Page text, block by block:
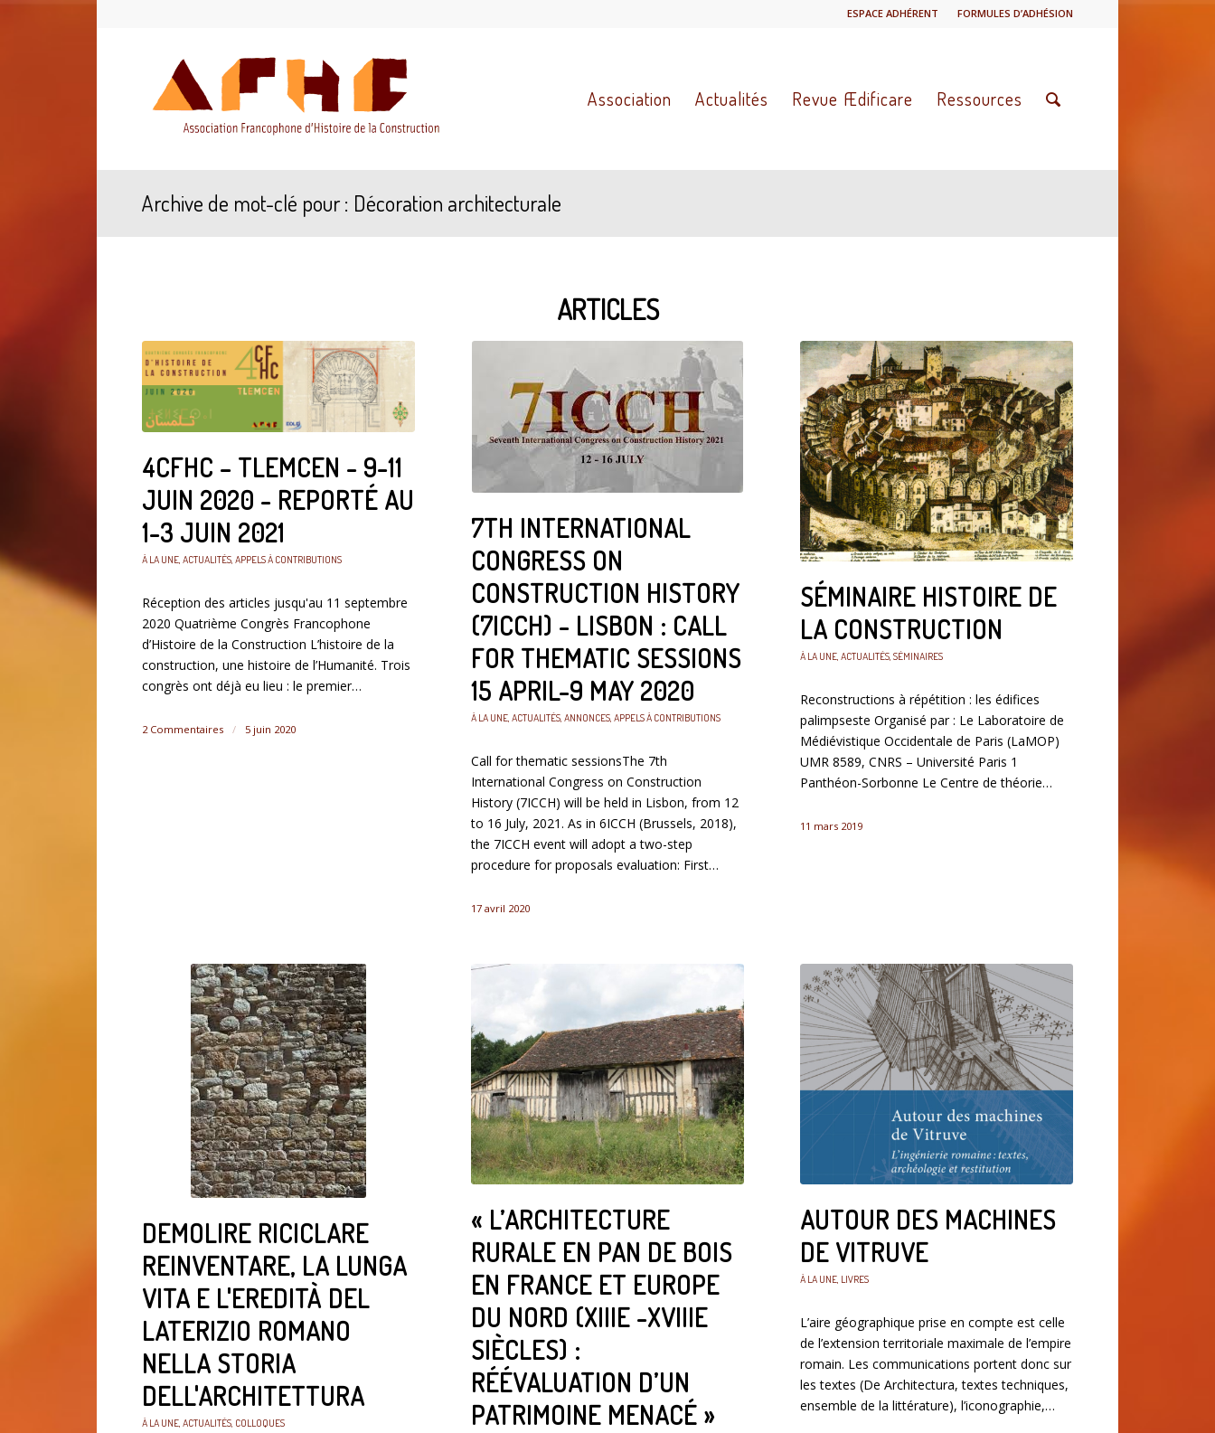
ESPACE ADHÉRENT FORMULES D’ADHÉSION
Association Actualités Revue Ædificare Ressources
Archive de mot-clé pour : Décoration architecturale
ARTICLES
4CFHC – TLEMCEN - 9-11
JUIN 2020 - REPORTÉ AU
1-3 JUIN 2021
À LA UNE ACTUALITÉS APPELS À CONTRIBUTIONS
Réception des articles jusqu'au 11 septembre
2020 Quatrième Congrès Francophone
d’Histoire de la Construction L’histoire de la
construction, une histoire de l’Humanité. Trois
congrès ont déjà eu lieu : le premier…
2 Commentaires / 5 juin 2020
7TH INTERNATIONAL
CONGRESS ON
CONSTRUCTION HISTORY
(7ICCH) - LISBON : CALL
FOR THEMATIC SESSIONS
15 APRIL-9 MAY 2020
À LA UNE, ACTUALITÉS, ANNONCES, APPELS À CONTRIBUTIONS
Call for thematic sessionsThe 7th
International Congress on Construction
History (7ICCH) will be held in Lisbon, from 12
to 16 July, 2021. As in 6ICCH (Brussels, 2018),
the 7ICCH event will adopt a two-step
procedure for proposals evaluation: First…
17 avril 2020
SÉMINAIRE HISTOIRE DE
LA CONSTRUCTION
À LA UNE, ACTUALITÉS, SÉMINAIRES
Reconstructions à répétition : les édifices
palimpseste Organisé par : Le Laboratoire de
Médiévistique Occidentale de Paris (LaMOP)
UMR 8589, CNRS – Université Paris 1
Panthéon-Sorbonne Le Centre de théorie…
11 mars 2019
DEMOLIRE RICICLARE
REINVENTARE, LA LUNGA
VITA E L'EREDITÀ DEL
LATERIZIO ROMANO
NELLA STORIA
DELL'ARCHITETTURA
À LA UNE, ACTUALITÉS, COLLOQUES
« L’ARCHITECTURE
RURALE EN PAN DE BOIS
EN FRANCE ET EUROPE
DU NORD (XIIIE -XVIIIE
SIÈCLES) :
RÉÉVALUATION D’UN
PATRIMOINE MENACÉ »
AUTOUR DES MACHINES
DE VITRUVE
À LA UNE, LIVRES
L’aire géographique prise en compte est celle
de l’extension territoriale maximale de l’empire
romain. Les communications portent donc sur
les textes (De Architectura, textes techniques,
ensemble de la littérature), l’iconographie,…